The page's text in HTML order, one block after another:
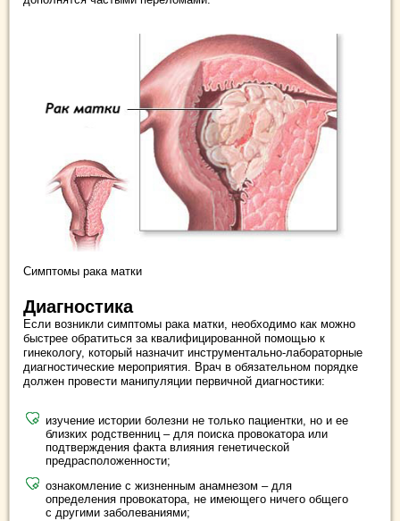
Симптомы рака матки
Диагностика
Если возникли симптомы рака матки, необходимо как можно
быстрее обратиться за квалифицированной помощью к
гинекологу, который назначит инструментально-лабораторные
диагностические мероприятия. Врач в обязательном порядке
должен провести манипуляции первичной диагностики:
изучение истории болезни не только пациентки, но и ее
близких родственниц – для поиска провокатора или
подтверждения факта влияния генетической
предрасположенности;
ознакомление с жизненным анамнезом – для
определения провокатора, не имеющего ничего общего
с другими заболеваниями;